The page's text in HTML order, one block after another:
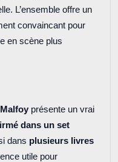
L’ensemble offre un
convaincant pour
en scène plus
présente un vrai
dans un set
dans plusieurs livres
utile pour